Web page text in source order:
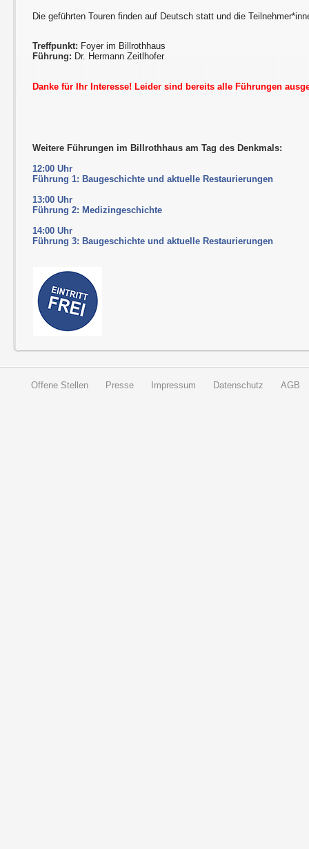
Die geführten Touren finden auf Deutsch statt und die
Treffpunkt: Foyer im Billrothhaus
Führung: Dr. Hermann Zeitlhofer
Danke für Ihr Interesse! Leider sind bereits alle Führungen
Weitere Führungen im Billrothhaus am Tag des Denkmals:
12:00 Uhr
Führung 1: Baugeschichte und aktuelle Restaurierungen
13:00 Uhr
Führung 2: Medizingeschichte
14:00 Uhr
Führung 3: Baugeschichte und aktuelle Restaurierungen
Offene Stellen Presse Impressum Datenschutz AGB